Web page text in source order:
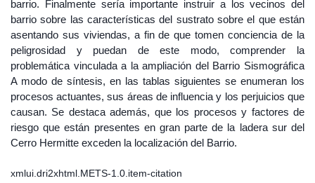
barrio. Finalmente sería importante instruir a los vecinos del
barrio sobre las características del sustrato sobre el que están
asentando sus viviendas, a fin de que tomen conciencia de la
peligrosidad y puedan de este modo, comprender la
problemática vinculada a la ampliación del Barrio Sismográfica
A modo de síntesis, en las tablas siguientes se enumeran los
procesos actuantes, sus áreas de influencia y los perjuicios que
causan. Se destaca además, que los procesos y factores de
riesgo que están presentes en gran parte de la ladera sur del
Cerro Hermitte exceden la localización del Barrio.
xmlui.dri2xhtml.METS-1.0.item-citation